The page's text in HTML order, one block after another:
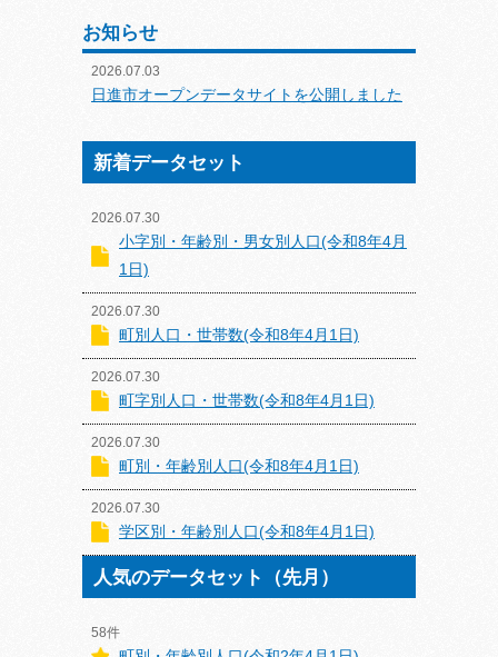
お知らせ
2026.07.03
日進市オープンデータサイトを公開しました
新着データセット
2026.07.30
小字別・年齢別・男女別人口(令和8年4月
1日)
2026.07.30
町別人口・世帯数(令和8年4月1日)
2026.07.30
町字別人口・世帯数(令和8年4月1日)
2026.07.30
町別・年齢別人口(令和8年4月1日)
2026.07.30
学区別・年齢別人口(令和8年4月1日)
人気のデータセット（先月）
58件